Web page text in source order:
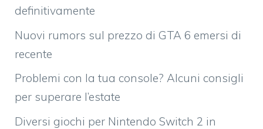
definitivamente
Nuovi rumors sul prezzo di GTA 6 emersi di
recente
Problemi con la tua console? Alcuni consigli
per superare l’estate
Diversi giochi per Nintendo Switch 2 in